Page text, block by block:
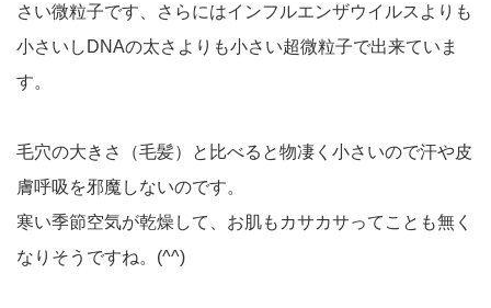
さい微粒子です、さらにはインフルエンザウイルスよりも
小さいしDNAの太さよりも小さい超微粒子で出来ていま
す。
毛穴の大きさ（毛髪）と比べると物凄く小さいので汗や皮
膚呼吸を邪魔しないのです。
寒い季節空気が乾燥して、お肌もカサカサってことも無く
なりそうですね。(^^)